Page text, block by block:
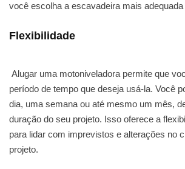
você escolha a escavadeira mais
Flexibilidade
Alugar uma motoniveladora permite que
período de tempo que deseja usá-la. Você
dia, uma semana ou até mesmo um mês,
duração do seu projeto. Isso oferece a
para lidar com imprevistos e alterações no
projeto.